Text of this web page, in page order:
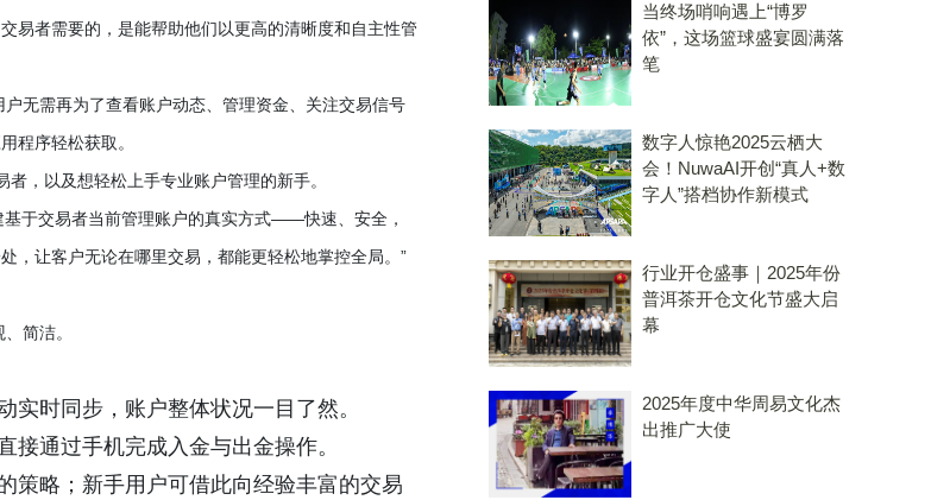
易者需要的，是能帮助他们以更高的清晰度和自主性管
无需再为了查看账户动态、管理资金、关注交易信号
程序轻松获取。
，以及想轻松上手专业账户管理的新手。
基于交易者当前管理账户的真实方式——快速、安全，
，让客户无论在哪里交易，都能更轻松地掌控全局。”
简洁。
时同步，账户整体状况一目了然。
通过手机完成入金与出金操作。
策略；新手用户可借此向经验丰富的交易
当终场哨响遇上“博罗
依”，这场篮球盛宴圆满落
笔
数字人惊艳2025云栖大
会！NuwaAI开创“真人+数
字人”搭档协作新模式
行业开仓盛事｜2025年份
普洱茶开仓文化节盛大启
幕
2025年度中华周易文化杰
出推广大使